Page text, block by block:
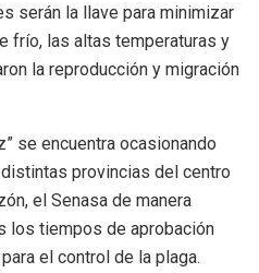
serán la llave para minimizar
frío, las altas temperaturas y
la reproducción y migración
se encuentra ocasionando
provincias del centro
el Senasa de manera
los tiempos de aprobación
el control de la plaga.